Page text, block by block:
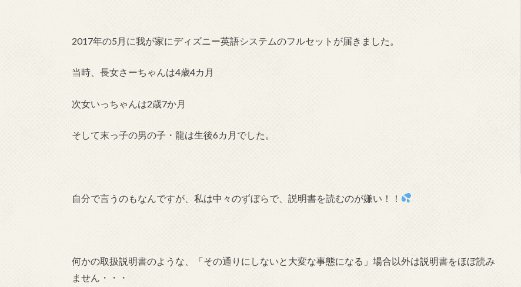
2017年の5月に我が家にディズニー英語システムのフルセットが届きました。
当時、長女さーちゃんは4歳4カ月
次女いっちゃんは2歳7か月
そして末っ子の男の子・龍は生後6カ月でした。
自分で言うのもなんですが、私は中々のずぼらで、説明書を読むのが嫌い！！
何かの取扱説明書のような、「その通りにしないと大変な事態になる」場合以外は説明書をほぼ読み
ません・・・